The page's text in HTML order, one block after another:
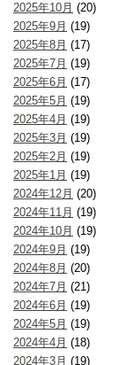
2025年10月 (20)
2025年9月 (19)
2025年8月 (17)
2025年7月 (19)
2025年6月 (17)
2025年5月 (19)
2025年4月 (19)
2025年3月 (19)
2025年2月 (19)
2025年1月 (19)
2024年12月 (20)
2024年11月 (19)
2024年10月 (19)
2024年9月 (19)
2024年8月 (20)
2024年7月 (21)
2024年6月 (19)
2024年5月 (19)
2024年4月 (18)
2024年3月 (19)